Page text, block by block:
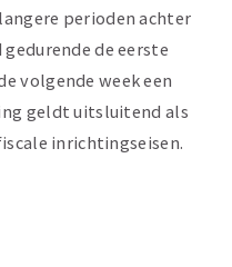
perioden achter
de eerste
volgende week een
geldt uitsluitend als
inrichtingseisen.